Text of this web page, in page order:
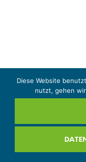
Diese Website
nutzt, gehen